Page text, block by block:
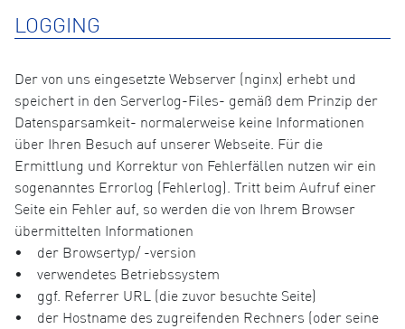
LOGGING
Der von uns eingesetzte Webserver (nginx) erhebt und
speichert in den Serverlog-Files- gemäß dem Prinzip der
Datensparsamkeit- normalerweise keine Informationen
über Ihren Besuch auf unserer Webseite. Für die
Ermittlung und Korrektur von Fehlerfällen nutzen wir ein
sogenanntes Errorlog (Fehlerlog). Tritt beim Aufruf einer
Seite ein Fehler auf, so werden die von Ihrem Browser
übermittelten Informationen
• der Browsertyp/ -version
• verwendetes Betriebssystem
• ggf. Referrer URL (die zuvor besuchte Seite)
• der Hostname des zugreifenden Rechners (oder seine